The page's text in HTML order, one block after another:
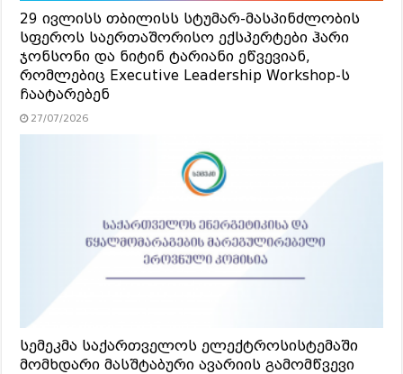
29 ივლისს თბილისს სტუმარ-მასპინძლობის
სფეროს საერთაშორისო ექსპერტები ჰარი
ჯონსონი და ნიტინ ტარიანი ეწვევიან,
რომლებიც Executive Leadership Workshop-ს
ჩაატარებენ
27/07/2026
სემეკმა საქართველოს ელექტროსისტემაში
მომხდარი მასშტაბური ავარიის გამომწვევი